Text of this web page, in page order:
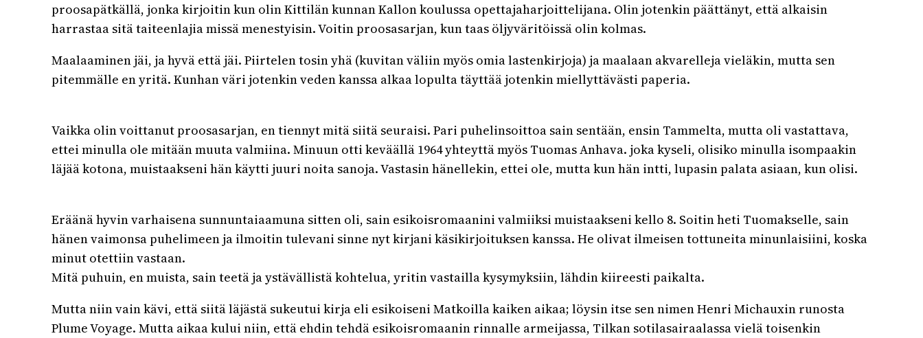
proosapätkällä, jonka kirjoitin kun olin Kittilän kunnan Kallon koulussa opettajaharjoittelijana. Olin jotenkin päättänyt, että alkaisin
harrastaa sitä taiteenlajia missä menestyisin. Voitin proosasarjan, kun taas öljyväritöissä olin kolmas.
Maalaaminen jäi, ja hyvä että jäi. Piirtelen tosin yhä (kuvitan väliin myös omia lastenkirjoja) ja maalaan akvarelleja vieläkin, mutta sen
pitemmälle en yritä. Kunhan väri jotenkin veden kanssa alkaa lopulta täyttää jotenkin miellyttävästi paperia.
Vaikka olin voittanut proosasarjan, en tiennyt mitä siitä seuraisi. Pari puhelinsoittoa sain sentään, ensin Tammelta, mutta oli vastattava,
ettei minulla ole mitään muuta valmiina. Minuun otti keväällä 1964 yhteyttä myös Tuomas Anhava. joka kyseli, olisiko minulla isompaakin
läjää kotona, muistaakseni hän käytti juuri noita sanoja. Vastasin hänellekin, ettei ole, mutta kun hän intti, lupasin palata asiaan, kun olisi.
Eräänä hyvin varhaisena sunnuntaiaamuna sitten oli, sain esikoisromaanini valmiiksi muistaakseni kello 8. Soitin heti Tuomakselle, sain
hänen vaimonsa puhelimeen ja ilmoitin tulevani sinne nyt kirjani käsikirjoituksen kanssa. He olivat ilmeisen tottuneita minunlaisiini, koska
minut otettiin vastaan.
Mitä puhuin, en muista, sain teetä ja ystävällistä kohtelua, yritin vastailla kysymyksiin, lähdin kiireesti paikalta.
Mutta niin vain kävi, että siitä läjästä sukeutui kirja eli esikoiseni Matkoilla kaiken aikaa; löysin itse sen nimen Henri Michauxin runosta
Plume Voyage. Mutta aikaa kului niin, että ehdin tehdä esikoisromaanin rinnalle armeijassa, Tilkan sotilasairaalassa vielä toisenkin